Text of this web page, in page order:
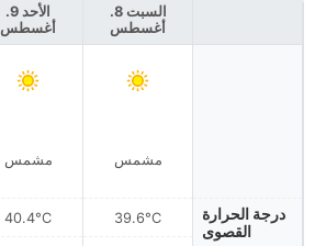
درجة الحرارة
القصوى
السبت 8.
أغسطس
مشمس
39.6°C
الأحد 9.
أغسطس
مشمس
40.4°C